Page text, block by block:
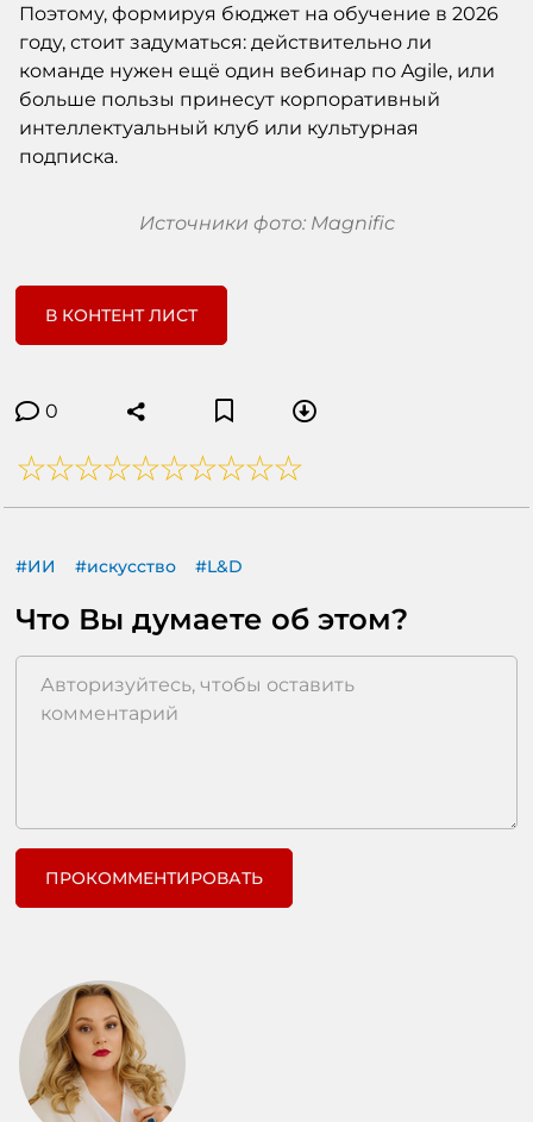
Поэтому, формируя бюджет на обучение в 2026
году, стоит задуматься: действительно ли
команде нужен ещё один вебинар по Agile, или
больше пользы принесут корпоративный
интеллектуальный клуб или культурная
подписка.
Источники фото: Magnific
В КОНТЕНТ ЛИСТ
0
#ИИ #искусство #L&D
Что Вы думаете об этом?
ПРОКОММЕНТИРОВАТЬ